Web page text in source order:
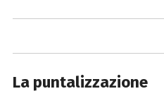
La puntalizzazione